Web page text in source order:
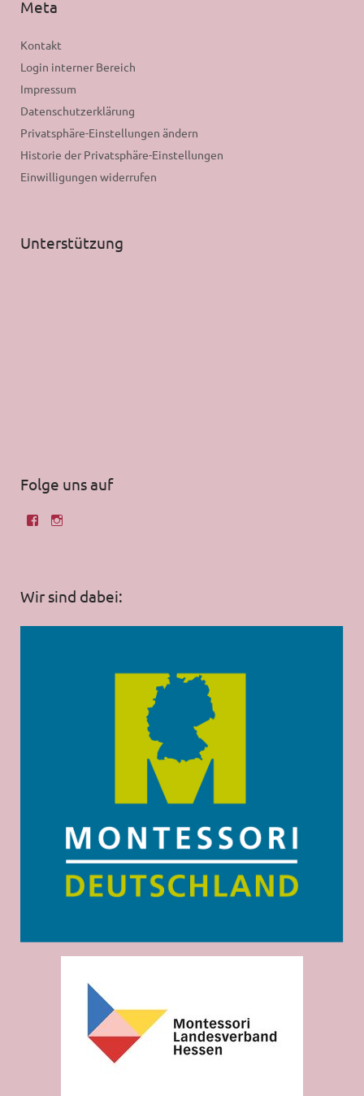
Meta
Kontakt
Login interner Bereich
Impressum
Datenschutzerklärung
Privatsphäre-Einstellungen ändern
Historie der Privatsphäre-Einstellungen
Einwilligungen widerrufen
Unterstützung
Folge uns auf
Wir sind dabei: